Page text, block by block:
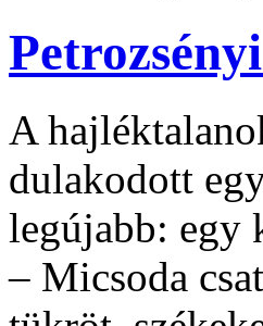
A
dulakodott
legújabb: egy
– Micsoda